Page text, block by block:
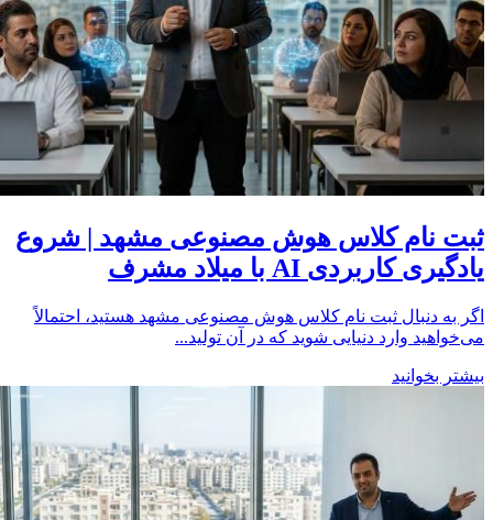
ثبت نام کلاس هوش مصنوعی مشهد | شروع
یادگیری کاربردی AI با میلاد مشرف
اگر به دنبال ثبت نام کلاس هوش مصنوعی مشهد هستید، احتمالاً
می‌خواهید وارد دنیایی شوید که در آن تولید...
بیشتر بخوانید